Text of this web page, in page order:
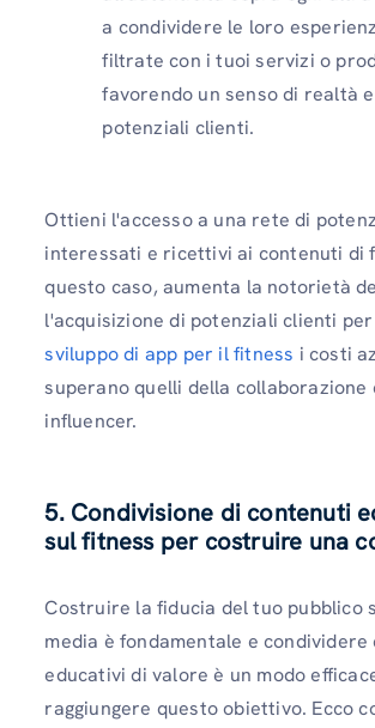
a condividere le loro
filtrate con i tuoi servizi o
favorendo un senso di realtà
potenziali clienti.
Ottieni l'accesso a una rete di
interessati e ricettivi ai contenuti di
questo caso, aumenta la notorietà
l'acquisizione di potenziali clienti
sviluppo di app per il fitness i costi
superano quelli della collaborazione
influencer.
5. Condivisione di contenuti
sul fitness per costruire una
Costruire la fiducia del tuo pubblico
media è fondamentale e
educativi di valore è un modo
raggiungere questo obiettivo. Ecco